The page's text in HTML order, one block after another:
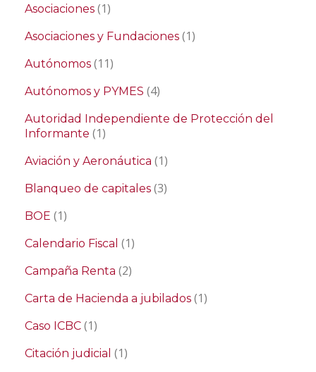
Asociaciones (1)
Asociaciones y Fundaciones (1)
Autónomos (11)
Autónomos y PYMES (4)
Autoridad Independiente de Protección del
Informante (1)
Aviación y Aeronáutica (1)
Blanqueo de capitales (3)
BOE (1)
Calendario Fiscal (1)
Campaña Renta (2)
Carta de Hacienda a jubilados (1)
Caso ICBC (1)
Citación judicial (1)